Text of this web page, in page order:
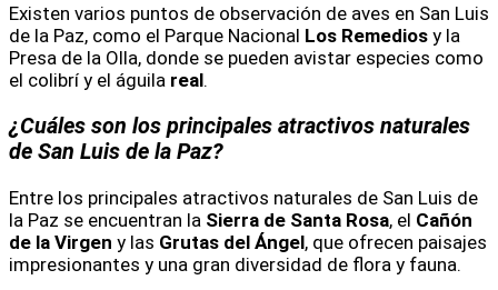
Existen varios puntos de observación de aves en San Luis
de la Paz, como el Parque Nacional Los Remedios y la
Presa de la Olla, donde se pueden avistar especies como
el colibrí y el águila real.
¿Cuáles son los principales atractivos naturales
de San Luis de la Paz?
Entre los principales atractivos naturales de San Luis de
la Paz se encuentran la Sierra de Santa Rosa, el Cañón
de la Virgen y las Grutas del Ángel, que ofrecen paisajes
impresionantes y una gran diversidad de flora y fauna.